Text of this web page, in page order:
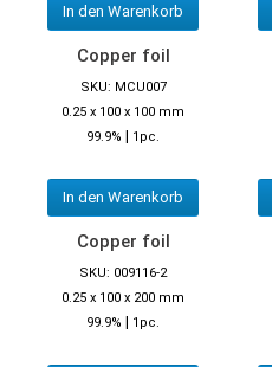
In den Warenkorb
Copper foil
SKU: MCU007
0.25 x 100 x 100 mm
99.9% | 1pc.
In den Warenkorb
Copper foil
SKU: 009116-2
0.25 x 100 x 200 mm
99.9% | 1pc.